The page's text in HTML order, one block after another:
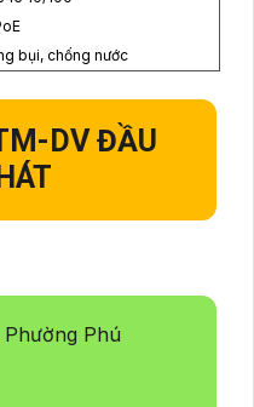
bụi, chống nước
DV ĐẦU
Phường Phú